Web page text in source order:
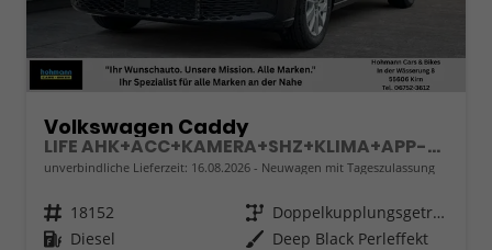
Volkswagen Caddy
LIFE AHK+ACC+KAMERA+SHZ+KLIMA+APP-CONNECT
unverbindliche Lieferzeit: 16.08.2026 Neuwagen mit Tageszulassung
Fahrzeugnr. 18152 Getriebe
Doppelkupplungsgetriebe (DSG)
Kraftstoff Diesel Außenfarbe Deep Black Perleffekt